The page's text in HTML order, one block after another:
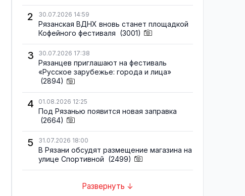
2 30.07.2026 14:59
Рязанская ВДНХ вновь станет площадкой
Кофейного фестиваля (3001)
3 30.07.2026 17:38
Рязанцев приглашают на фестиваль
«Русское зарубежье: города и лица»
(2894)
4 01.08.2026 12:25
Под Рязанью появится новая заправка
(2664)
5 31.07.2026 18:00
В Рязани обсудят размещение магазина на
улице Спортивной (2499)
Развернуть ↓